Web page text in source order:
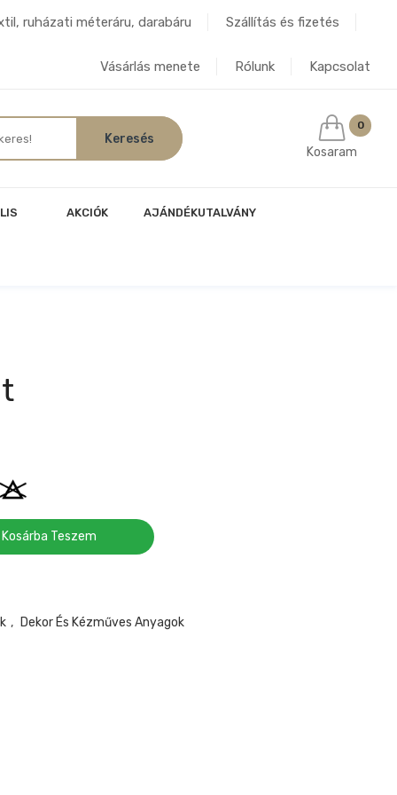
ruházati méteráru, darabáru Szállítás és fizetés
Vásárlás menete Rólunk Kapcsolat
0
Kosaram
AKCIÓK AJÁNDÉKUTALVÁNY
Kosárba Teszem
, Dekor És Kézműves Anyagok